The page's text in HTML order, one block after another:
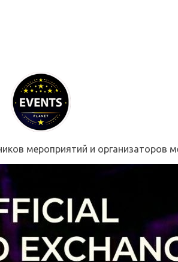
мероприятий и организаторов